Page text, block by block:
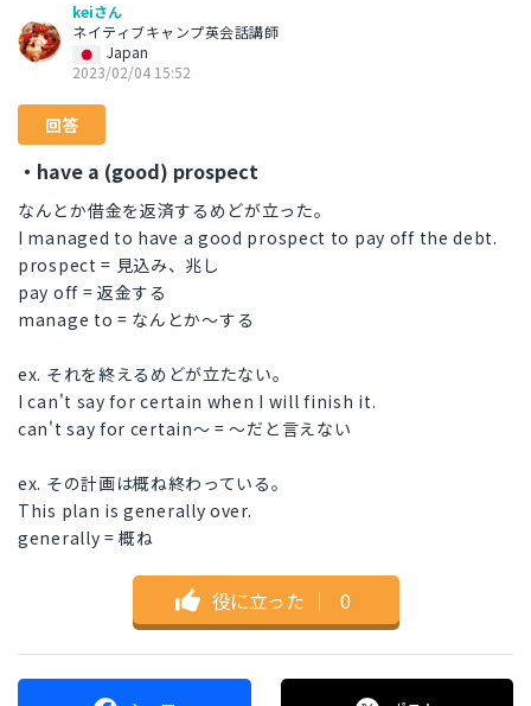
keiさん
ネイティブキャンプ英会話講師
Japan
2023/02/04 15:52
回答
・have a (good) prospect
なんとか借金を返済するめどが立った。
I managed to have a good prospect to pay off the debt.
prospect = 見込み、兆し
pay off = 返金する
manage to = なんとか～する
ex. それを終えるめどが立たない。
I can't say for certain when I will finish it.
can't say for certain～ = ～だと言えない
ex. その計画は概ね終わっている。
This plan is generally over.
generally = 概ね
役に立った ｜ 0